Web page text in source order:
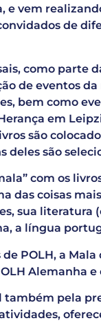
e vem
de
como parte
de eventos
bem como
em
são
deles são
com os
das coisas
sua literatura
a língua
POLH, a
Alemanha
pela